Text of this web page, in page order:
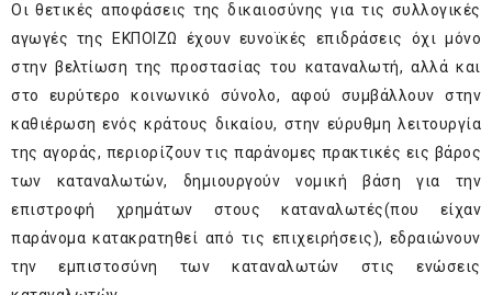
Οι θετικές αποφάσεις της δικαιοσύνης για τις συλλογικές
αγωγές της ΕΚΠΟΙΖΩ έχουν ευνοϊκές επιδράσεις όχι μόνο
στην βελτίωση της προστασίας του καταναλωτή, αλλά και
στο ευρύτερο κοινωνικό σύνολο, αφού συμβάλλουν στην
καθιέρωση ενός κράτους δικαίου, στην εύρυθμη λειτουργία
της αγοράς, περιορίζουν τις παράνομες πρακτικές εις βάρος
των καταναλωτών, δημιουργούν νομική βάση για την
επιστροφή χρημάτων στους καταναλωτές(που είχαν
παράνομα κατακρατηθεί από τις επιχειρήσεις), εδραιώνουν
την εμπιστοσύνη των καταναλωτών στις ενώσεις